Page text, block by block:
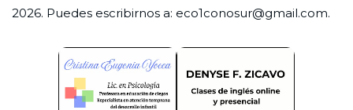
2026. Puedes escribirnos a: eco1conosur@gmail.com.